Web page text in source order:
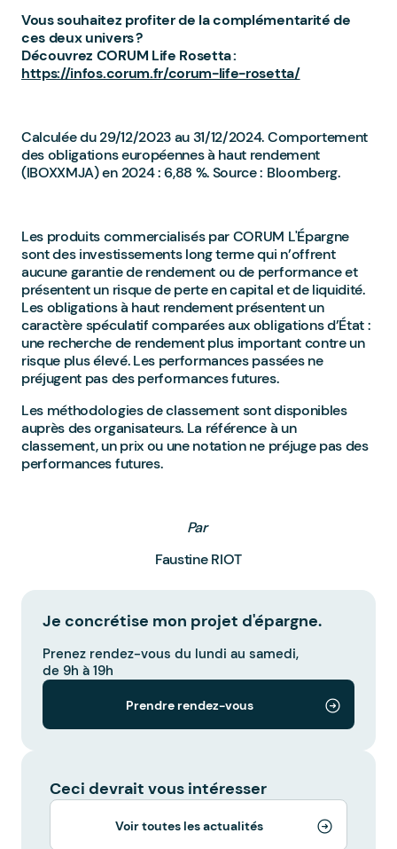
Vous souhaitez profiter de la complémentarité de
ces deux univers ?
Découvrez CORUM Life Rosetta :
https://infos.corum.fr/corum-life-rosetta/
Calculée du 29/12/2023 au 31/12/2024. Comportement
des obligations européennes à haut rendement
(IBOXXMJA) en 2024 : 6,88 %. Source : Bloomberg.
Les produits commercialisés par CORUM L'Épargne
sont des investissements long terme qui n’offrent
aucune garantie de rendement ou de performance et
présentent un risque de perte en capital et de liquidité.
Les obligations à haut rendement présentent un
caractère spéculatif comparées aux obligations d’État :
une recherche de rendement plus important contre un
risque plus élevé. Les performances passées ne
préjugent pas des performances futures.
Les méthodologies de classement sont disponibles
auprès des organisateurs. La référence à un
classement, un prix ou une notation ne préjuge pas des
performances futures.
Par
Faustine RIOT
Je concrétise mon projet d'épargne.
Prenez rendez-vous du lundi au samedi,
de 9h à 19h
Prendre rendez-vous
Ceci devrait vous intéresser
Voir toutes les actualités